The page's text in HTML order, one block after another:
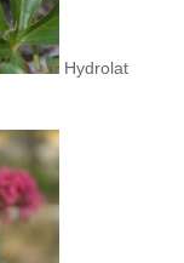
Hydrolat